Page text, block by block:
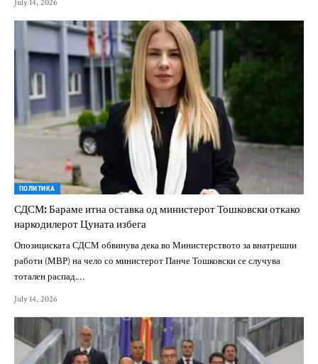
July 14, 2026
ПОЛИТИКА
СДСМ: Бараме итна оставка од министерот Тошковски откако
наркодилерот Цуната избега
Опозициската СДСМ обвинува дека во Министерството за внатрешни
работи (МВР) на чело со министерот Панче Тошковски се случува
тотален распад.…
July 14, 2026